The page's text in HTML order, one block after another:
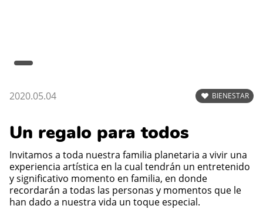
2020.05.04 BIENESTAR
Un regalo para todos
Invitamos a toda nuestra familia planetaria a vivir una
experiencia artística en la cual tendrán un entretenido
y significativo momento en familia, en donde
recordarán a todas las personas y momentos que le
han dado a nuestra vida un toque especial.